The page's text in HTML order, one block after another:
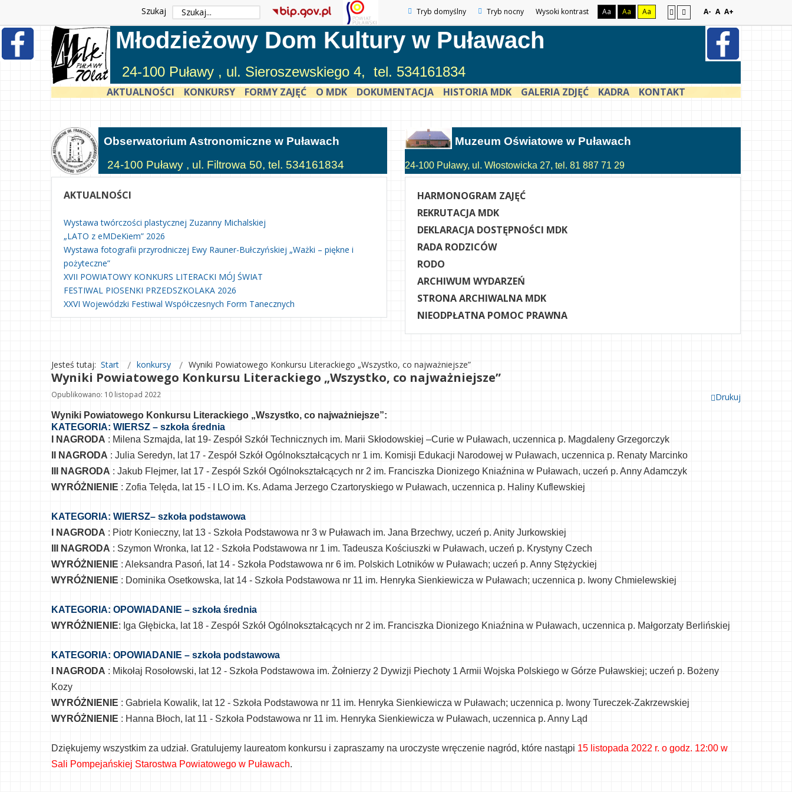
Tryb domyślny Tryb nocny Wysoki kontrast Aa Aa Aa A- A A+
Szukaj
Młodzieżowy Dom Kultury w Puławach
24-100 Puławy , ul. Sieroszewskiego 4, tel. 534161834
AKTUALNOŚCI KONKURSY FORMY ZAJĘĆ O MDK DOKUMENTACJA HISTORIA MDK GALERIA ZDJĘĆ KADRA KONTAKT
Obserwatorium Astronomiczne w Puławach
24-100 Puławy , ul. Filtrowa 50, tel. 534161834
AKTUALNOŚCI
Wystawa twórczości plastycznej Zuzanny Michalskiej
„LATO z eMDeKiem” 2026
Wystawa fotografii przyrodniczej Ewy Rauner-Bułczyńskiej „Ważki – piękne i
pożyteczne”
XVII POWIATOWY KONKURS LITERACKI MÓJ ŚWIAT
FESTIWAL PIOSENKI PRZEDSZKOLAKA 2026
XXVI Wojewódzki Festiwal Współczesnych Form Tanecznych
Muzeum Oświatowe w Puławach
24-100 Puławy, ul. Włostowicka 27, tel. 81 887 71 29
HARMONOGRAM ZAJĘĆ
REKRUTACJA MDK
DEKLARACJA DOSTĘPNOŚCI MDK
RADA RODZICÓW
RODO
ARCHIWUM WYDARZEŃ
STRONA ARCHIWALNA MDK
NIEODPŁATNA POMOC PRAWNA
Jesteś tutaj: Start konkursy Wyniki Powiatowego Konkursu Literackiego „Wszystko, co najważniejsze”
Wyniki Powiatowego Konkursu Literackiego „Wszystko, co najważniejsze”
Drukuj
Opublikowano: 10 listopad 2022
Wyniki Powiatowego Konkursu Literackiego „Wszystko, co najważniejsze”:
KATEGORIA: WIERSZ – szkoła średnia
I NAGRODA : Milena Szmajda, lat 19- Zespół Szkół Technicznych im. Marii Skłodowskiej –Curie w Puławach, uczennica p. Magdaleny Grzegorczyk
II NAGRODA : Julia Seredyn, lat 17 - Zespół Szkół Ogólnokształcących nr 1 im. Komisji Edukacji Narodowej w Puławach, uczennica p. Renaty Marcinko
III NAGRODA : Jakub Flejmer, lat 17 - Zespół Szkół Ogólnokształcących nr 2 im. Franciszka Dionizego Kniaźnina w Puławach, uczeń p. Anny Adamczyk
WYRÓŻNIENIE : Zofia Telęda, lat 15 - I LO im. Ks. Adama Jerzego Czartoryskiego w Puławach, uczennica p. Haliny Kuflewskiej
KATEGORIA: WIERSZ– szkoła podstawowa
I NAGRODA : Piotr Konieczny, lat 13 - Szkoła Podstawowa nr 3 w Puławach im. Jana Brzechwy, uczeń p. Anity Jurkowskiej
III NAGRODA : Szymon Wronka, lat 12 - Szkoła Podstawowa nr 1 im. Tadeusza Kościuszki w Puławach, uczeń p. Krystyny Czech
WYRÓŻNIENIE : Aleksandra Pasoń, lat 14 - Szkoła Podstawowa nr 6 im. Polskich Lotników w Puławach; uczeń p. Anny Stężyckiej
WYRÓŻNIENIE : Dominika Osetkowska, lat 14 - Szkoła Podstawowa nr 11 im. Henryka Sienkiewicza w Puławach; uczennica p. Iwony Chmielewskiej
KATEGORIA: OPOWIADANIE – szkoła średnia
WYRÓŻNIENIE: Iga Głębicka, lat 18 - Zespół Szkół Ogólnokształcących nr 2 im. Franciszka Dionizego Kniaźnina w Puławach, uczennica p. Małgorzaty Berlińskiej
KATEGORIA: OPOWIADANIE – szkoła podstawowa
I NAGRODA : Mikołaj Rosołowski, lat 12 - Szkoła Podstawowa im. Żołnierzy 2 Dywizji Piechoty 1 Armii Wojska Polskiego w Górze Puławskiej; uczeń p. Bożeny
Kozy
WYRÓŻNIENIE : Gabriela Kowalik, lat 12 - Szkoła Podstawowa nr 11 im. Henryka Sienkiewicza w Puławach; uczennica p. Iwony Tureczek-Zakrzewskiej
WYRÓŻNIENIE : Hanna Błoch, lat 11 - Szkoła Podstawowa nr 11 im. Henryka Sienkiewicza w Puławach, uczennica p. Anny Ląd
Dziękujemy wszystkim za udział. Gratulujemy laureatom konkursu i zapraszamy na uroczyste wręczenie nagród, które nastąpi 15 listopada 2022 r. o godz. 12:00 w
Sali Pompejańskiej Starostwa Powiatowego w Puławach.